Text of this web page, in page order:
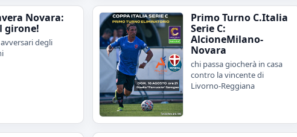
Novara:
girone!
degli
Primo Turno C.Italia
Serie C:
AlcioneMilano-
Novara
chi passa giocherà in casa
contro la vincente di
Livorno-Reggiana